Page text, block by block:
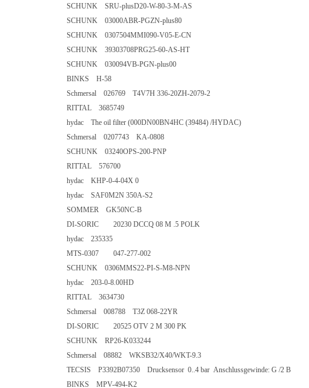
SCHUNK SRU-plusD20-W-80-3-M-AS
SCHUNK 03000ABR-PGZN-plus80
SCHUNK 0307504MMI090-V05-E-CN
SCHUNK 39303708PRG25-60-AS-HT
SCHUNK 030094VB-PGN-plus00
BINKS H-58
Schmersal 026769 T4V7H 336-20ZH-2079-2
RITTAL 3685749
hydac The oil filter (000DN00BN4HC (39484) /HYDAC)
Schmersal 0207743 KA-0808
SCHUNK 03240OPS-200-PNP
RITTAL 576700
hydac KHP-0-4-04X 0
hydac SAF0M2N 350A-S2
SOMMER GK50NC-B
DI-SORIC 20230 DCCQ 08 M .5 POLK
hydac 235335
MTS-0307 047-277-002
SCHUNK 0306MMS22-PI-S-M8-NPN
hydac 203-0-8.00HD
RITTAL 3634730
Schmersal 008788 T3Z 068-22YR
DI-SORIC 20525 OTV 2 M 300 PK
SCHUNK RP26-K033244
Schmersal 08882 WKSB32/X40/WKT-9.3
TECSIS P3392B07350 Drucksensor 0..4 bar Anschlussgewinde: G /2 B
BINKS MPV-494-K2